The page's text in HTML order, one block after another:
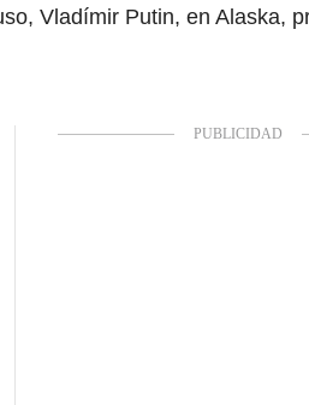
Vladímir Putin, en Alaska,